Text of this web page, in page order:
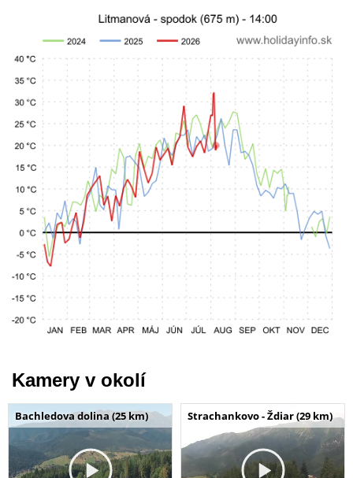
Kamery v okolí
Bachledova dolina (25 km) Strachankovo - Ždiar (29 km)